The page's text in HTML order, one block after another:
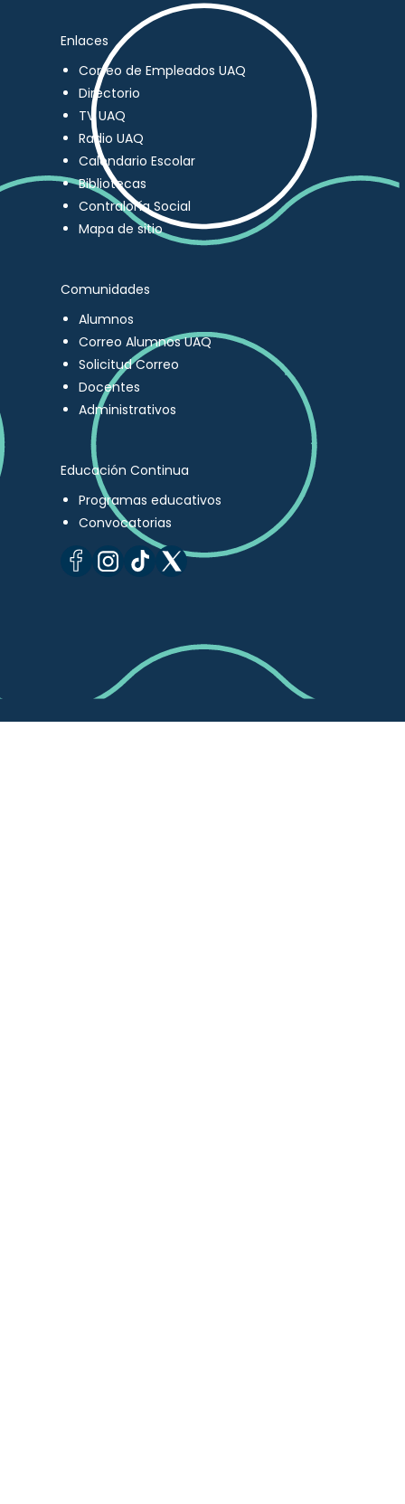
Enlaces
Correo de Empleados UAQ
Directorio
TV UAQ
Radio UAQ
Calendario Escolar
Bibliotecas
Contraloría Social
Mapa de sitio
Comunidades
Alumnos
Correo Alumnos UAQ
Solicitud Correo
Docentes
Administrativos
Educación Continua
Programas educativos
Convocatorias